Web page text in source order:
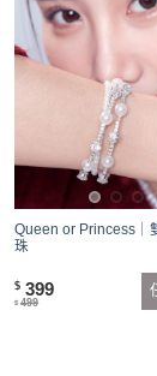
Queen or Princess｜
珠
$ 399
$ 499